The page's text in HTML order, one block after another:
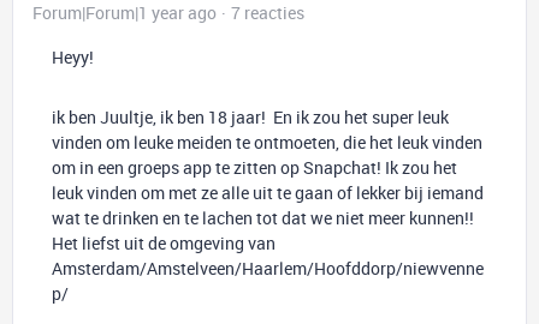
Forum|Forum|1 year ago
7 reacties
Heyy!
ik ben Juultje, ik ben 18 jaar! En ik zou het super leuk
vinden om leuke meiden te ontmoeten, die het leuk vinden
om in een groeps app te zitten op Snapchat! Ik zou het
leuk vinden om met ze alle uit te gaan of lekker bij iemand
wat te drinken en te lachen tot dat we niet meer kunnen!!
Het liefst uit de omgeving van
Amsterdam/Amstelveen/Haarlem/Hoofddorp/niewvenne
p/